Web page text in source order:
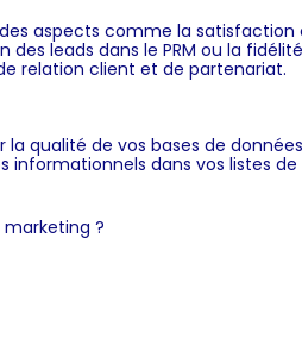
aspects comme la
leads dans le PRM ou la
relation client et de partenariat.
qualité de vos bases de
informationnels dans vos listes
marketing ?